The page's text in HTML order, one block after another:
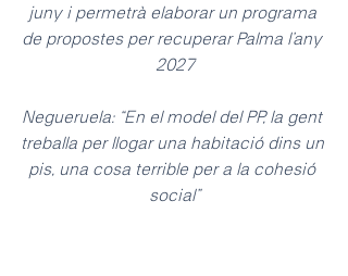
juny i permetrà elaborar un programa
de propostes per recuperar Palma l’any
2027
Negueruela: “En el model del PP, la gent
treballa per llogar una habitació dins un
pis, una cosa terrible per a la cohesió
social”